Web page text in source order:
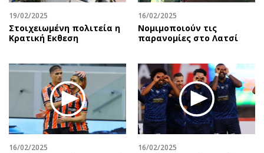
Αγορές
Money Review
AstroBank Properties
Ενέργεια
Ναυτιλία
Περιβάλλον
Ελλάδα
Κόσμος
Αναδρομές
Περιβάλλον
Γυναίκα
Showbiz
Ταξίδια
Συνταγές
Έξοδος
19/02/2025
Στοιχειωμένη πολιτεία η
Κρατική Eκθεση
16/02/2025
Νομιμοποιούν τις
παρανομίες στο Λατσί
16/02/2025 16/02/2025